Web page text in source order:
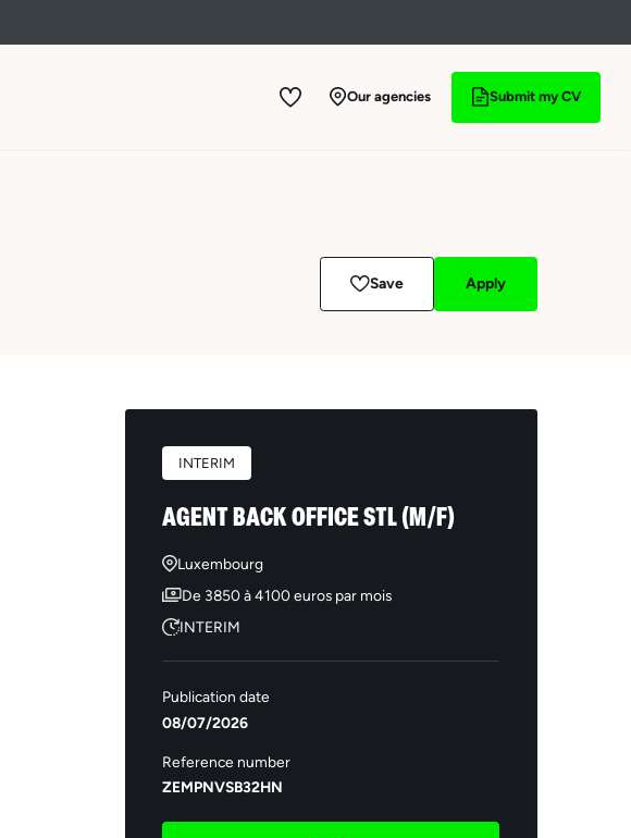
Our agencies Submit my CV
Save Apply
INTERIM
AGENT BACK OFFICE STL (M/F)
Luxembourg
De 3850 à 4100 euros par mois
INTERIM
Publication date
08/07/2026
Reference number
ZEMPNVSB32HN